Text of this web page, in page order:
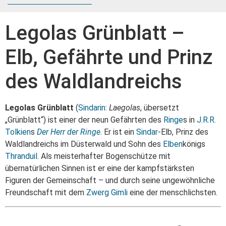
Legolas Grünblatt –
Elb, Gefährte und Prinz
des Waldlandreichs
Legolas Grünblatt (Sindarin: Laegolas, übersetzt
„Grünblatt“) ist einer der neun Gefährten des Ringes in J.R.R.
Tolkiens Der Herr der Ringe. Er ist ein Sindar-Elb, Prinz des
Waldlandreichs im Düsterwald und Sohn des Elbenkönigs
Thranduil . Als meisterhafter Bogenschütze mit
übernatürlichen Sinnen ist er eine der kampfstärksten
Figuren der Gemeinschaft – und durch seine ungewöhnliche
Freundschaft mit dem Zwerg Gimli eine der menschlichsten.